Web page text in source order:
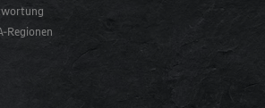
Regionen